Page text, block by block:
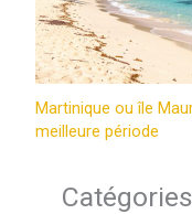
Martinique ou île
meilleure période
Catégories